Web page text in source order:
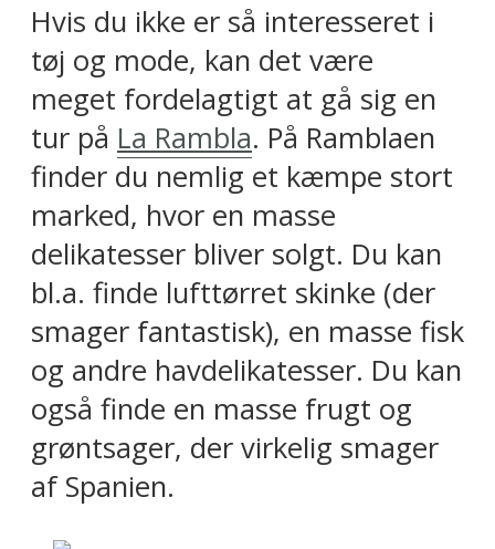
Hvis du ikke er så interesseret i
tøj og mode, kan det være
meget fordelagtigt at gå sig en
tur på La Rambla. På Ramblaen
finder du nemlig et kæmpe stort
marked, hvor en masse
delikatesser bliver solgt. Du kan
bl.a. finde lufttørret skinke (der
smager fantastisk), en masse fisk
og andre havdelikatesser. Du kan
også finde en masse frugt og
grøntsager, der virkelig smager
af Spanien.